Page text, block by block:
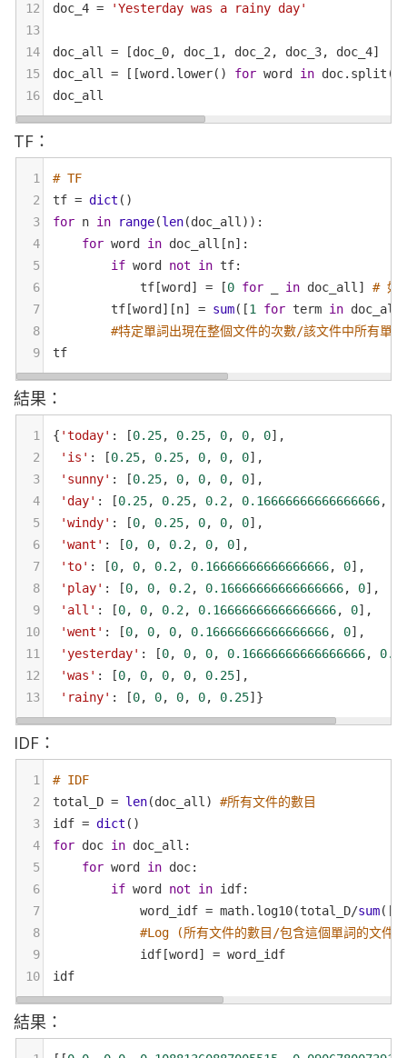
12
doc_4 =
'Yesterday was a rainy day'
13
14
doc_all = [doc_0, doc_1, doc_2, doc_3, doc_4]
15
doc_all = [[word . lower() for word in doc. split
16
doc_all
TF：
1
# TF
2
tf = dict ()
3
for n in range(len(doc_all)):
4
for word in doc_all [n]:
5
if word not in tf:
6
tf [word ] = [0 for in doc_all] # 如
7
tf [word ][n] = sum([1 for term in doc_all
8
#特定單詞出現在整個文件的次數/該文件中所有單
9
tf
結果：
1 { 'today' : [0.25, 0.25, 0, 0, 0],
2
'is' : [0.25, 0.25, 0, 0, 0],
3
'sunny' : [0.25, 0, 0, 0, 0],
4
'day' : [0.25, 0.25, 0.2, 0.16666666666666666,
5
'windy' : [0, 0.25, 0, 0, 0],
6
'want' : [0, 0, 0.2, 0, 0],
7
'to' : [0, 0, 0.2, 0.16666666666666666, 0],
8
'play' : [0, 0, 0.2, 0.16666666666666666, 0],
9
'all' : [0, 0, 0.2, 0.16666666666666666, 0],
10
'went' : [0, 0, 0, 0.16666666666666666, 0],
11
'yesterday' : [0, 0, 0, 0.16666666666666666,
12
'was' : [0, 0, 0, 0, 0.25],
13
'rainy' : [0, 0, 0, 0, 0.25]}
IDF：
1
# IDF
2
total_D = len(doc_all) #所有文件的數目
3
idf = dict ()
4
for doc in doc_all :
5
for word in doc:
6
if word not in idf:
7
word_idf = math. log10(total_D/sum([
8
#Log (所有文件的數目/包含這個單詞的文件
9
idf [word ] = word_idf
10
idf
結果：